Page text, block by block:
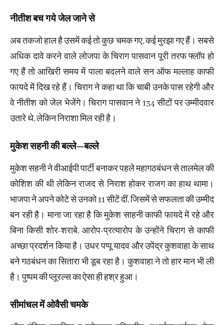
नीतीश बच गये जेल जाने से
अब तकजो हाल है उसमें कई तो कुछ चमक गए, कई मुरझा गए हैं। सबसे
अधिक दावे करने वाले लोजपा के चिराग पासवान पूरी तरफ फ्लॉप हो
गए हैं तो आखिरी समय में पाला बदलने वाले सन ऑफ मल्लाह काफी
फायदे में दिख रहे हैं। चिराग ने कहा था कि चाबी उनके पास रहेगी और
वे नीतीश को जेल भेजेंगे। चिराग पासवान ने 134 सीटों पर उम्मीदवार
उतारे थे, लेकिन निराशा मिल रही है।
मुकेश सहनी की बल्ले—बल्ले
मुकेश सहनी ने वीआईपी पार्टी बनाकर पहले महागठबंधन से तालमेल की
कोशिश की थी लेकिन राजद से निराश होकर राजग का हाथ थामा।
भाजपा ने अपने कोटे से उनको 11 सीटें दीं, जिसमें से सफलता की उम्मीद
बन रही है। माना जा रहा है कि मुकेश साहनी काफी फायदे में रहे और
बिना किसी शोर-शराबे, आरोप-प्रत्यारोप के उन्होंने चिराग से काफी
अच्छा प्रदर्शन किया है। उधर पप्पू यादव और उपेंद्र कुशवाहा के साथ
बने गठबंधन का सितारा भी डूब रहा है। कुशवाहा ने तो हार मान भी ली
है। पुष्पम की प्लूरल्स का ऐसा ही हश्र हुआ।
सीमांचल में ओवैसी चमके